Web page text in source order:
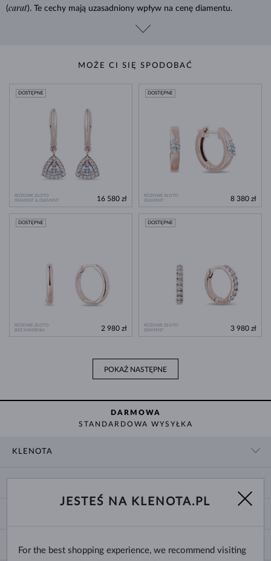
(carat). Te cechy mają uzasadniony wpływ na cenę diamentu.
MOŻE CI SIĘ SPODOBAĆ
RÓŻOWE ZŁOTO
DIAMENT & DIAMENT
DOSTĘPNE
16 580 zł
RÓŻOWE ZŁOTO
DIAMENT
DOSTĘPNE
8 380 zł
RÓŻOWE ZŁOTO
BEZ KAMIENIA
DOSTĘPNE
2 980 zł
RÓŻOWE ZŁOTO
DIAMENT
DOSTĘPNE
3 980 zł
POKAŻ NASTĘPNE
DARMOWA
STANDARDOWA WYSYŁKA
KLENOTA
DOSTAWA I PŁATNOŚĆ
WYBÓR OBRĄCZEK
ROZMIARY I TYPY ŁAŃCUSZKÓW
JESTEŚ NA KLENOTA.PL
For the best shopping experience, we recommend visiting